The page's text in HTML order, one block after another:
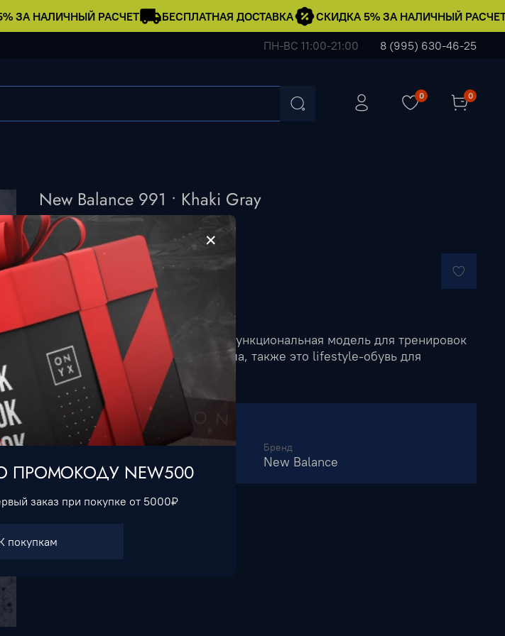
ЗА НАЛИЧНЫЙ РАСЧЕТ БЕСПЛАТНАЯ ДОСТАВКА СКИДКА 5% ЗА НАЛИЧНЫЙ РАСЧЕТ
ПН-ВС 11:00-21:00 8 (995) 630-46-25
0 0
New Balance 991 • Khaki Gray
5 490 ₽
Нет в наличии
Описание
New Balance 991- максимально функциональная модель для тренировок
— бега, тенниса, фитнеса, футбола, также это lifestyle-обувь для
стильных городских образов.
Характеристики
Тип товара Бренд
New Balance
ПРОМОКОДУ NEW500
заказ при покупке от 5000₽
покупкам